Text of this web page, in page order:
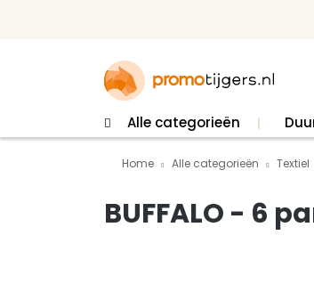
Alle categorieën
Home Alle categorieën Textiel
BUFFALO - 6